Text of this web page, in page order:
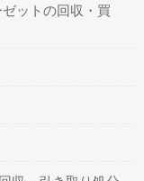
ットの回収・買